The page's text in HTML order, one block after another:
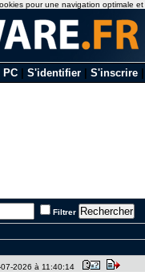
PC S'identifier S'inscrire
Filtrer
2026 à 11:40:14
pour une navigation optimale